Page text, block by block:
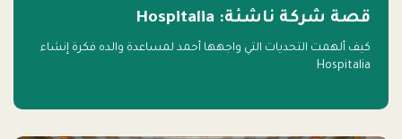
قصة شركة ناشئة: Hospitalia
كيف ألهمت التحديات التي واجهها أحمد لمساعدة والده فكرة إنشاء
Hospitalia